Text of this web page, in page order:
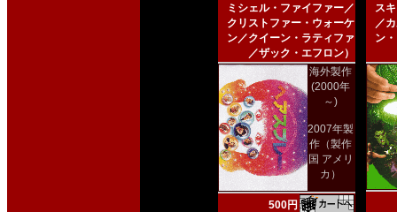
ミシェル・ファイファー／
クリストファー・ウォーケ
ン／クイーン・ラティファ
／ザック・エフロン）
海外製作
(2000年
～)
2007年製
作（製作
国 アメリ
カ）
500円
ス
／
ン